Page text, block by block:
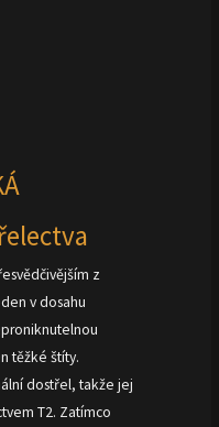
z
v dosahu
těžké štíty.
dostřel, takže jej
T2. Zatímco